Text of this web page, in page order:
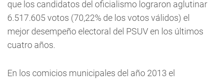
que los candidatos del oficialismo lograron aglutinar
6.517.605 votos (70,22% de los votos válidos) el
mejor desempeño electoral del PSUV en los últimos
cuatro años.
En los comicios municipales del año 2013 el